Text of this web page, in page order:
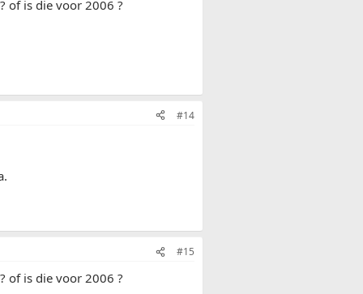
of is die voor 2006 ?
#14
#15
of is die voor 2006 ?